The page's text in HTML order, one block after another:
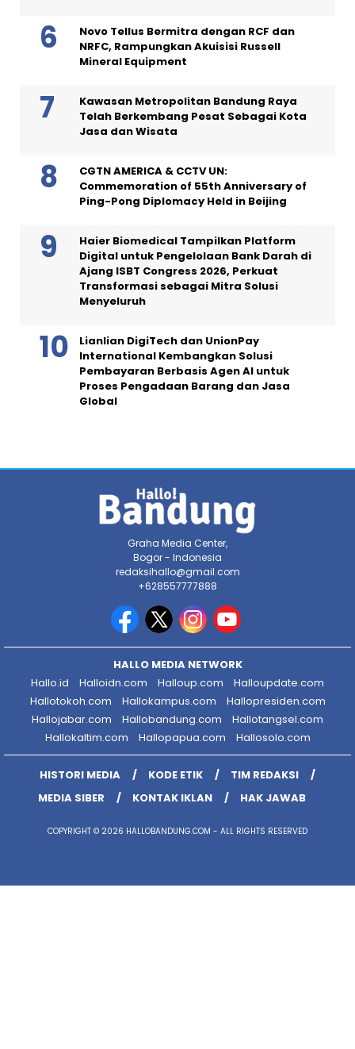
Novo Tellus Bermitra dengan RCF dan
NRFC, Rampungkan Akuisisi Russell
Mineral Equipment
Kawasan Metropolitan Bandung Raya
Telah Berkembang Pesat Sebagai Kota
Jasa dan Wisata
CGTN AMERICA & CCTV UN:
Commemoration of 55th Anniversary of
Ping-Pong Diplomacy Held in Beijing
Haier Biomedical Tampilkan Platform
Digital untuk Pengelolaan Bank Darah di
Ajang ISBT Congress 2026, Perkuat
Transformasi sebagai Mitra Solusi
Menyeluruh
Lianlian DigiTech dan UnionPay
International Kembangkan Solusi
Pembayaran Berbasis Agen AI untuk
Proses Pengadaan Barang dan Jasa
Global
Graha Media Center,
Bogor - Indonesia
redaksihallo@gmail.com
+628557777888
HALLO MEDIA NETWORK
Hallo.id
Halloidn.com Halloup.com
Halloupdate.com
Hallotokoh.com
Hallokampus.com
Hallopresiden.com
Hallojabar.com
Hallobandung.com
Hallotangsel.com
Hallokaltim.com
Hallopapua.com Hallosolo.com
HISTORI MEDIA KODE ETIK
TIM REDAKSI
MEDIA SIBER
KONTAK IKLAN HAK JAWAB
COPYRIGHT © 2026 HALLOBANDUNG.COM - ALL RIGHTS RESERVED